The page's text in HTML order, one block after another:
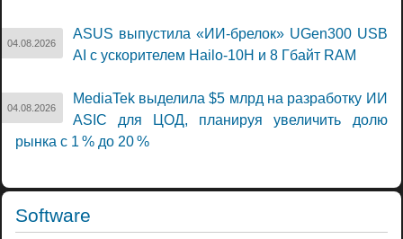
04.08.2026
ASUS выпустила «ИИ-брелок» UGen300 USB
AI с ускорителем Hailo-10H и 8 Гбайт RAM
04.08.2026
MediaTek выделила $5 млрд на разработку ИИ
ASIC для ЦОД, планируя увеличить долю
рынка с 1 % до 20 %
Software